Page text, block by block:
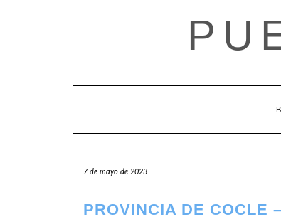
7 de mayo de 2023
PROVINCIA DE COCLE